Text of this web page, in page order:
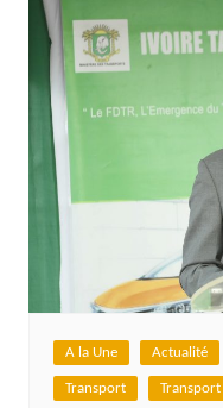
A la Une Actualité
Transport